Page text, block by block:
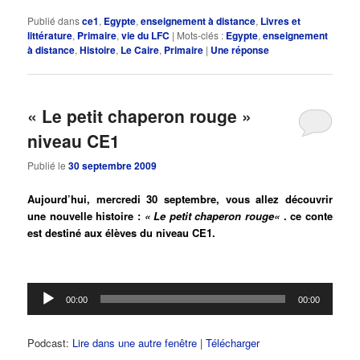
Publié dansce1, Egypte,enseignement à distance, Livres et
littérature, Primaire,vie du LFC | Mots-clés : Egypte,enseignement
à distance,Histoire, Le Caire, Primaire | Uneréponse
« Le petit chaperon rouge »
niveau CE1
Publié le30 septembre 2009
Aujourd’hui, mercredi 30 septembre, vous allez découvrir
une nouvelle histoire : « Le petit chaperon rouge« . ce conte
est destiné aux élèves du niveau CE1.
Lecteur
audio
00:00 00:00
Podcast: Lire dans une autre fenêtre |Télécharger